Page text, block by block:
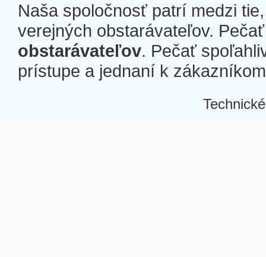
Naša spoločnosť patrí medzi
verejných obstarávateľov.
obstarávateľov. Pečať
prístupe a jednaní k